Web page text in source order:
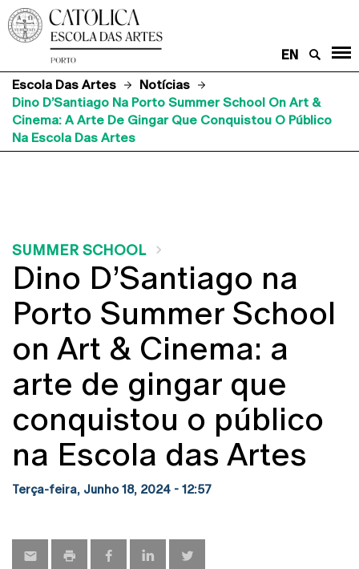
EN
Escola Das Artes
Notícias
Dino D’Santiago Na Porto Summer School On Art &
Cinema: A Arte De Gingar Que Conquistou O Público
Na Escola Das Artes
SUMMER SCHOOL
Dino D’Santiago na
Porto Summer School
on Art & Cinema: a
arte de gingar que
conquistou o público
na Escola das Artes
Terça-feira, Junho 18, 2024 - 12:57